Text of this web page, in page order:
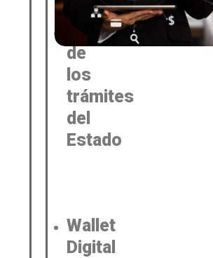
Digitalización
de
los
trámites
del
Estado
Wallet
Digital